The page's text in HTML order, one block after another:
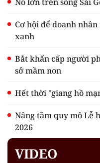
Cơ hội để doanh
xanh
Bắt khẩn cấp người
sở mầm non
Hết thời "giang hồ
Nâng tầm quy mô Lễ
2026
VIDEO